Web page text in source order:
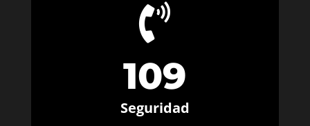

109
Seguridad